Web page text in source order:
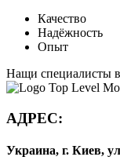
Качество
Надёжность
Опыт
Нащи специалисты
АДРЕС:
Украина, г. Киев,